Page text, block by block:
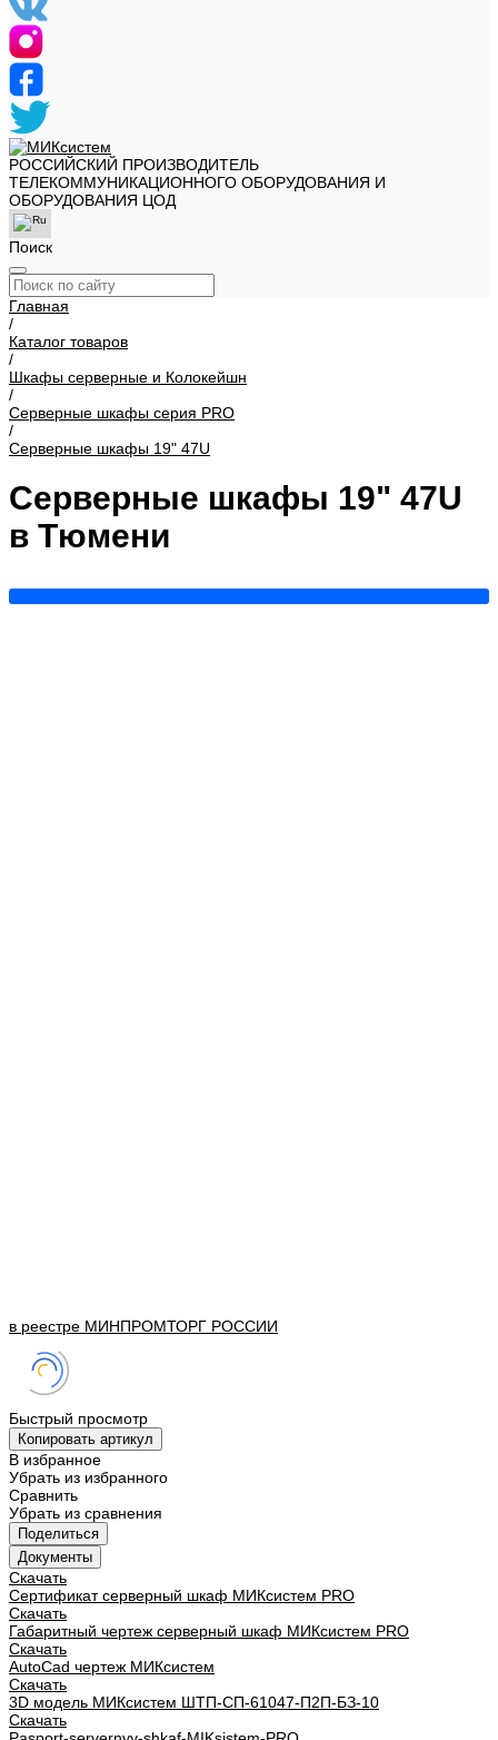
РОССИЙСКИЙ ПРОИЗВОДИТЕЛЬ
ТЕЛЕКОММУНИКАЦИОННОГО ОБОРУДОВАНИЯ И
ОБОРУДОВАНИЯ ЦОД
Поиск
Главная
/
Каталог товаров
/
Шкафы серверные и Колокейшн
/
Серверные шкафы серия PRO
/
Серверные шкафы 19" 47U
Серверные шкафы 19" 47U
в Тюмени
в реестре МИНПРОМТОРГ РОССИИ
Быстрый просмотр
Копировать артикул
В избранное
Убрать из избранного
Сравнить
Убрать из сравнения
Поделиться
Документы
Скачать
Сертификат серверный шкаф МИКсистем PRO
Скачать
Габаритный чертеж серверный шкаф МИКсистем PRO
Скачать
AutoCad чертеж МИКсистем
Скачать
3D модель МИКсистем ШТП-СП-61047-П2П-БЗ-10
Скачать